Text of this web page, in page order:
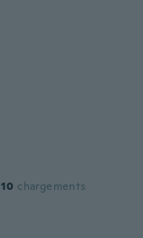
10 chargements